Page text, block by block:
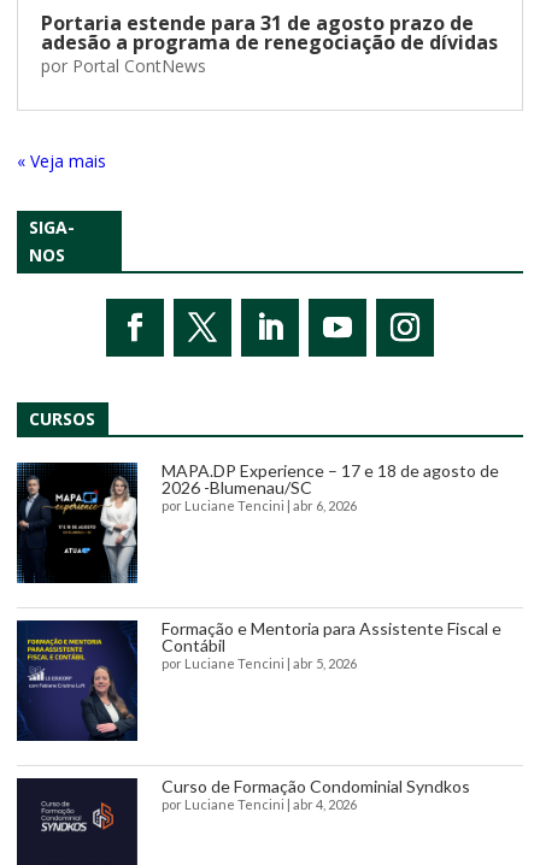
Portaria estende para 31 de agosto prazo de
adesão a programa de renegociação de dívidas
por Portal ContNews
« Entradas Antigas
SIGA-
NOS
CURSOS
MAPA.DP Experience – 17 e 18 de agosto de
2026 -Blumenau/SC
por Luciane Tencini | abr 6, 2026
Formação e Mentoria para Assistente Fiscal e
Contábil
por Luciane Tencini | abr 5, 2026
Curso de Formação Condominial Syndkos
por Luciane Tencini | abr 4, 2026